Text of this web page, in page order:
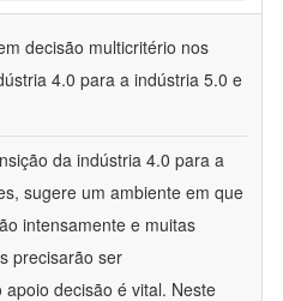
decisão multicritério nos
4.0 para a indústria 5.0 e
da indústria 4.0 para a
sugere um ambiente em que
intensamente e muitas
precisarão ser
decisão é vital. Neste